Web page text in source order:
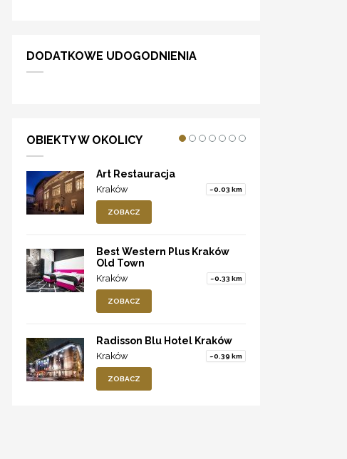
DODATKOWE UDOGODNIENIA
OBIEKTY W OKOLICY
Art Restauracja
Kraków ~0.03 km
ZOBACZ
Best Western Plus Kraków
Old Town
Kraków ~0.33 km
ZOBACZ
Radisson Blu Hotel Kraków
Kraków ~0.39 km
ZOBACZ